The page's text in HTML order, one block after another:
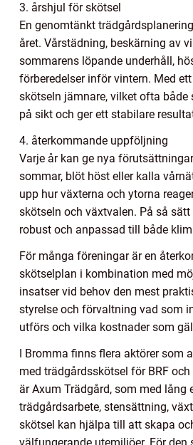
3. årshjul för skötsel
En genomtänkt
året. Vårstädning, beskärning av
sommarens löpande underhåll,
förberedelser inför vintern. Med
skötseln jämnare, vilket ofta både
på sikt och ger ett stabilare
4. återkommande uppföljning
Varje år kan ge nya
sommar, blöt höst eller kalla
upp hur växterna och ytorna
skötseln och växtvalen. På så
robust och anpassad till både
För många föreningar är en
skötselplan i kombination med
insatser vid behov den mest
styrelse och förvaltning vad som
utförs och vilka kostnader som
I Bromma finns flera aktörer som
med trädgårdsskötsel för BRF
är Axum Trädgård, som med lång
trädgårdsarbete, stensättning,
skötsel kan hjälpa till att skapa